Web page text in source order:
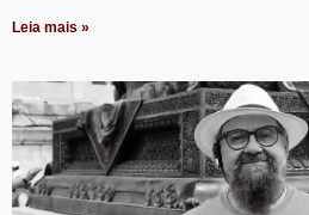
Leia mais »